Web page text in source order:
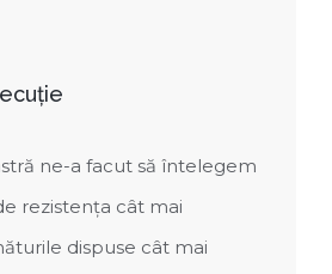
ne-a facut să întelegem
rezistența cât mai
dispuse cât mai